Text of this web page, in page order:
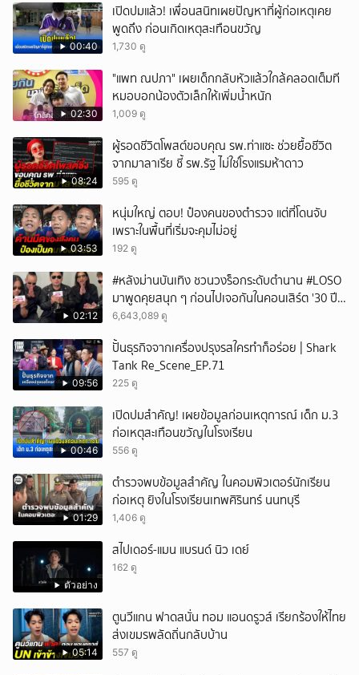
00:40
เปิดปมแล้ว! เพื่อนสนิทเผยปัญหาที่ผู้ก่อเหตุเคย
พูดถึง ก่อนเกิดเหตุสะเทือนขวัญ
1,730 ดู
02:30
"แพท ณปภา" เผยเด็กกลับหัวแล้วใกล้คลอดเต็มที
หมอบอกน้องตัวเล็กให้เพิ่มน้ำหนัก
1,009 ดู
08:24
ผู้รอดชีวิตโพสต์ขอบคุณ รพ.ท่าแซะ ช่วยยื้อชีวิต
จากมาลาเรีย ชี้ รพ.รัฐ ไม่ใช่โรงแรมห้าดาว
595 ดู
03:53
หนุ่มใหญ่ ตอบ! ป๋องคนของตำรวจ แต่ที่โดนจับ
เพราะในพื้นที่เริ่มจะคุมไม่อยู่
192 ดู
02:12
#หลังม่านบันเทิง ชวนวงร็อกระดับตำนาน #LOSO
มาพูดคุยสนุก ๆ ก่อนไปเจอกันในคอนเสิร์ต '30 ปี
LOSO นานเท่าไรก็รอ'
6,643,089 ดู
09:56
ปั้นธุรกิจจากเครื่องปรุงรสใครทำก็อร่อย | Shark
Tank Re_Scene_EP.71
225 ดู
00:46
เปิดปมสำคัญ! เผยข้อมูลก่อนเหตุการณ์ เด็ก ม.3
ก่อเหตุสะเทือนขวัญในโรงเรียน
556 ดู
01:29
ตำรวจพบข้อมูลสำคัญ ในคอมพิวเตอร์นักเรียน
ก่อเหตุ ยิงในโรงเรียนเทพศิรินทร์ นนทบุรี
1,406 ดู
ตัวอย่าง
สไปเดอร์-แมน แบรนด์ นิว เดย์
162 ดู
05:14
ตูนวีแกน ฟาดสนั่น ทอม แอนดรูวส์ เรียกร้องให้ไทย
ส่งเขมรพลัดถิ่นกลับบ้าน
557 ดู